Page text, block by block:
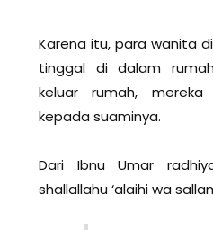
Karena itu, para wanita
tinggal di dalam
keluar rumah,
kepada suaminya.
Dari Ibnu Umar
shallallahu ‘alaihi wa